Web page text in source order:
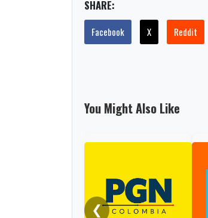
SHARE:
Facebook X Reddit
You Might Also Like
❮